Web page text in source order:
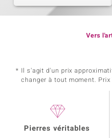
Vers
* Il s'agit d'un prix
changer à tout moment.
Pierres véritables